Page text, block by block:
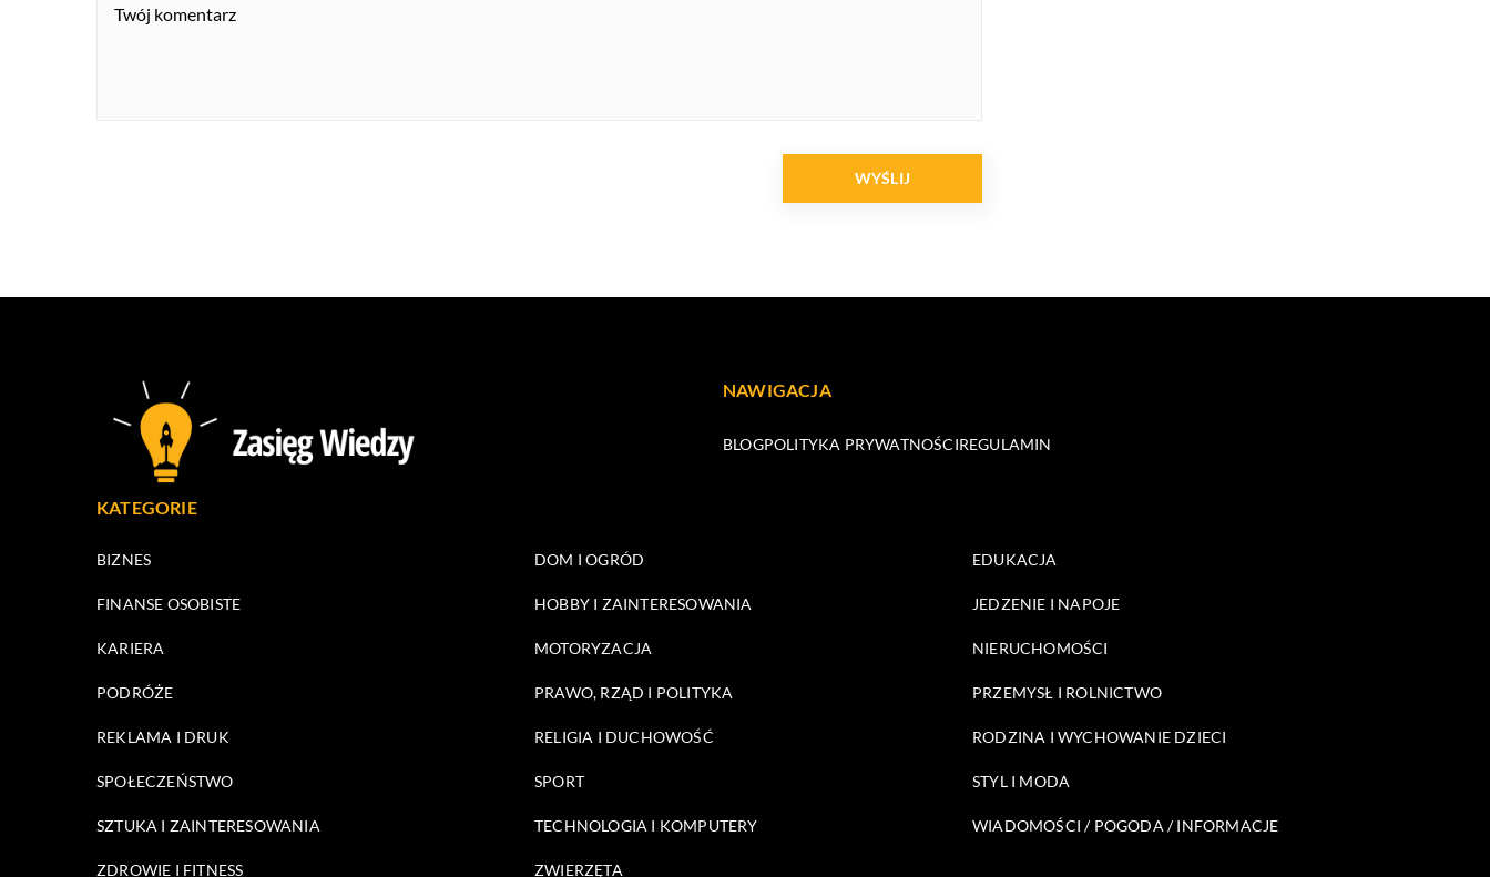
NAWIGACJA
BLOGPOLITYKA PRYWATNOŚCIREGULAMIN
KATEGORIE
BIZNES DOM I OGRÓD EDUKACJA
FINANSE OSOBISTE HOBBY I ZAINTERESOWANIA JEDZENIE I NAPOJE
KARIERA MOTORYZACJA NIERUCHOMOŚCI
PODRÓŻE PRAWO, RZĄD I POLITYKA PRZEMYSŁ I ROLNICTWO
REKLAMA I DRUK RELIGIA I DUCHOWOŚĆ RODZINA I WYCHOWANIE DZIECI
SPOŁECZEŃSTWO SPORT STYL I MODA
SZTUKA I ZAINTERESOWANIA TECHNOLOGIA I KOMPUTERY WIADOMOŚCI / POGODA / INFORMACJE
ZDROWIE I FITNESS ZWIERZĘTA